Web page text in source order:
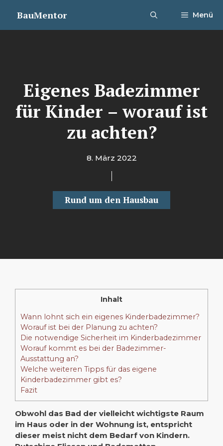
InhaltBauMentor Menü
Eigenes Badezimmer
für Kinder – worauf ist
zu achten?
8. März 2022
Rund um den Hausbau
Inhalt
Wann lohnt sich ein eigenes Kinderbadezimmer?
Worauf ist bei der Planung zu achten?
Die notwendige Sicherheit im Kinderbadezimmer
Worauf kommt es bei der Badezimmer-
Ausstattung an?
Welche weiteren Tipps für das eigene
Kinderbadezimmer gibt es?
Fazit
Obwohl das Bad der vielleicht wichtigste Raum
im Haus oder in der Wohnung ist, entspricht
dieser meist nicht dem Bedarf von Kindern.